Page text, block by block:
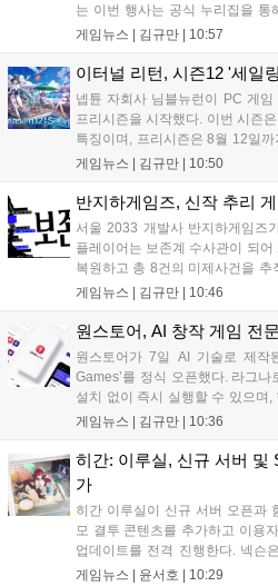
는 이번 행사는 공식 누리집을 통
작을 제한 없이 체험할 수 있습니
세계 누구나 참여 가능한 이번 행
게임뉴스 | 김규만 | 10:57
이터널 리턴, 시즌12 '세일
넵튠 자회사 님블뉴런이 PC 게
프리시즌을 시작했다. 이번 시즌
특징이며, 프리시즌은 8월 12일
다. 실험체 관찰일지 추가와 후반
대를 모으고 있다....
게임뉴스 | 김규만 | 10:50
반지하게임즈, 신작 추리
서울 2033 개발사 반지하게임즈
플레이어는 보존계 수사관이 되
복원하고 총 8건의 미제사건을
이번 게임은 정보 조합과 사건 재
개발에 박차를 가하고 있다....
게임뉴스 | 김규만 | 10:46
원스토어, AI 창작 게임 전
원스토어가 7일 AI 기술로 제작
Games’를 정식 오픈했다. 라그
설치 없이 즉시 실행할 수 있으며
11일부터는 게임 실행 시 할인 쿠
있는 환경을 조성해 창작자와 이
으로 기대된다....
게임뉴스 | 김규만 | 10:36
히간: 이루실, 신규 서버 및
가
히간 이루실이 신규 서버 오픈과
모 결투 콘텐츠를 추가하고 이용
업데이트를 전격 진행한다. 넥슨
게임 히간 이루실에 신규 서버
게임뉴스 | 윤서호 | 10:29